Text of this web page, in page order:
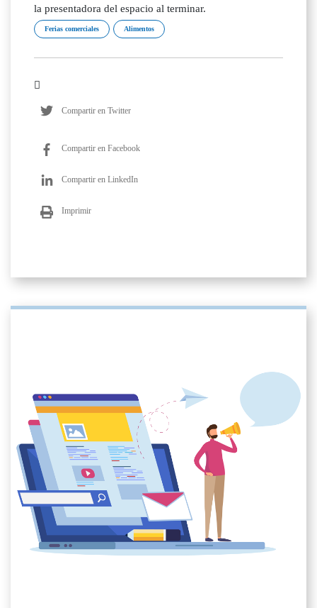
la presentadora del espacio al terminar.
Ferias comerciales Alimentos
Compartir en Twitter
Compartir en Facebook
Compartir en LinkedIn
Imprimir